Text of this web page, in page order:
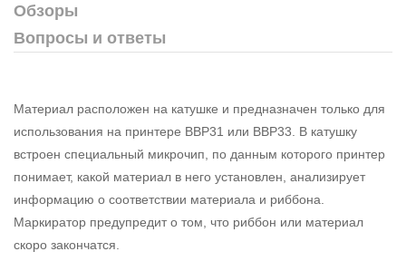
Обзоры
Вопросы и ответы
Материал расположен на катушке и предназначен только для
использования на принтере BBP31 или BBP33. В катушку
встроен специальный микрочип, по данным которого принтер
понимает, какой материал в него установлен, анализирует
информацию о соответствии материала и риббона.
Маркиратор предупредит о том, что риббон или материал
скоро закончатся.